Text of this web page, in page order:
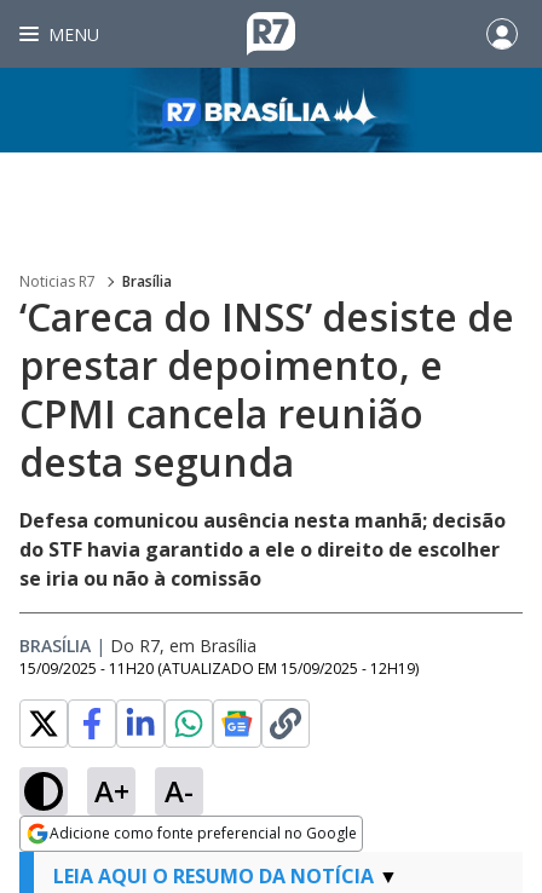
MENU
Noticias R7 Brasília
‘Careca do INSS’ desiste de
prestar depoimento, e
CPMI cancela reunião
desta segunda
Defesa comunicou ausência nesta manhã; decisão
do STF havia garantido a ele o direito de escolher
se iria ou não à comissão
BRASÍLIA | Do R7, em Brasília
15/09/2025 - 11H20 (ATUALIZADO EM 15/09/2025 - 12H19)
A+ A-
Adicione como fonte preferencial no Google
Opens in new window
LEIA AQUI O RESUMO DA NOTÍCIA